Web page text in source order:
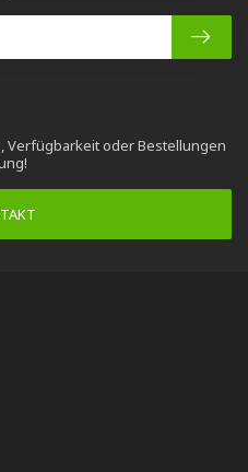
Verfügbarkeit oder Bestellungen